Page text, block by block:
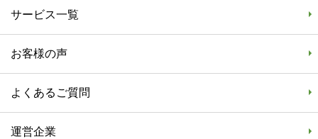
サービス一覧
お客様の声
よくあるご質問
運営企業